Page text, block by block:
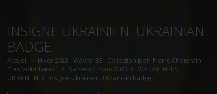
INSIGNE UKRAINIEN. UKRAINIAN
BADGE.
Accueil
Hiver 2023 - Wavre, BE - Collection Jean-Pierre Chantrain
"Les Volontaires"
Samedi 4 mars 2023
VOLONTAIRES
UKRAINIEN
Insigne Ukrainien. Ukrainian badge.